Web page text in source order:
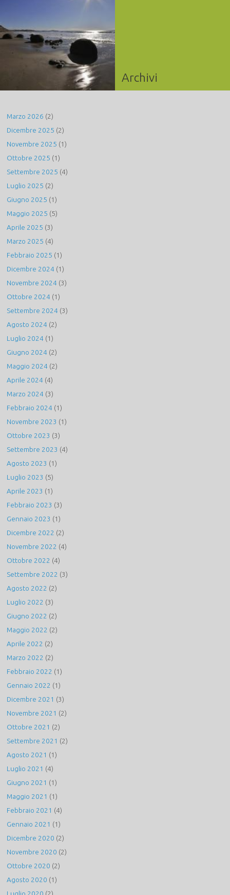
Archivi
Marzo 2026 (2)
Dicembre 2025 (2)
Novembre 2025 (1)
Ottobre 2025 (1)
Settembre 2025 (4)
Luglio 2025 (2)
Giugno 2025 (1)
Maggio 2025 (5)
Aprile 2025 (3)
Marzo 2025 (4)
Febbraio 2025 (1)
Dicembre 2024 (1)
Novembre 2024 (3)
Ottobre 2024 (1)
Settembre 2024 (3)
Agosto 2024 (2)
Luglio 2024 (1)
Giugno 2024 (2)
Maggio 2024 (2)
Aprile 2024 (4)
Marzo 2024 (3)
Febbraio 2024 (1)
Novembre 2023 (1)
Ottobre 2023 (3)
Settembre 2023 (4)
Agosto 2023 (1)
Luglio 2023 (5)
Aprile 2023 (1)
Febbraio 2023 (3)
Gennaio 2023 (1)
Dicembre 2022 (2)
Novembre 2022 (4)
Ottobre 2022 (4)
Settembre 2022 (3)
Agosto 2022 (2)
Luglio 2022 (3)
Giugno 2022 (2)
Maggio 2022 (2)
Aprile 2022 (2)
Marzo 2022 (2)
Febbraio 2022 (1)
Gennaio 2022 (1)
Dicembre 2021 (3)
Novembre 2021 (2)
Ottobre 2021 (2)
Settembre 2021 (2)
Agosto 2021 (1)
Luglio 2021 (4)
Giugno 2021 (1)
Maggio 2021 (1)
Febbraio 2021 (4)
Gennaio 2021 (1)
Dicembre 2020 (2)
Novembre 2020 (2)
Ottobre 2020 (2)
Agosto 2020 (1)
Luglio 2020 (2)